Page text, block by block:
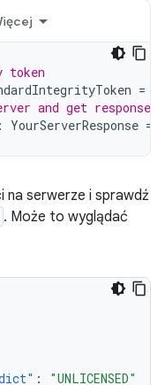
token
=
and get response
: YourServerResponse =
na serwerze i sprawdź
. Może to wyglądać
:
"UNLICENSED"